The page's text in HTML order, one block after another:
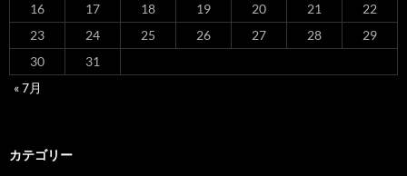
16
17 18 19 20 21
22
23
24 25 26 27 28
29
30
31
« 7月
カテゴリー